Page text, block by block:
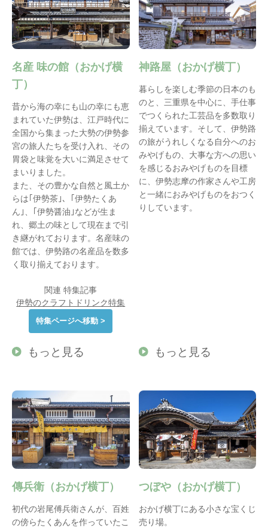
名産 味の館（おかげ横
丁）
昔から海の幸にも山の幸にも恵
まれていた伊勢は、江戸時代に
全国から集まった大勢の伊勢参
宮の旅人たちを受け入れ、その
胃袋と味覚を大いに満足させて
まいりました。
また、その豊かな自然と風土か
らは｢伊勢茶｣、｢伊勢たくあ
ん｣、｢伊勢醤油｣などが生ま
れ、郷土の味として現在まで引
き継がれております。名産味の
館では、伊勢路の名産品を数多
く取り揃えております。
関連 特集記事
伊勢のクラフトドリンク特集
特集ページへ移動 >
もっと見る
神路屋（おかげ横丁）
暮らしを楽しむ季節の日本のも
のと、三重県を中心に、手仕事
でつくられた工芸品を多数取り
揃えています。そして、伊勢路
の旅がうれしくなる自分へのお
みやげもの、大事な方への思い
を感じるおみやげものを目標
に、伊勢志摩の作家さんや工房
と一緒におみやげものをおつく
りしています。
もっと見る
傳兵衛（おかげ横丁）
初代の岩尾傅兵衛さんが、百姓
の傍らたくあんを作っていたこ
つぼや（おかげ横丁）
おかげ横丁にある小さな宝くじ
売り場。